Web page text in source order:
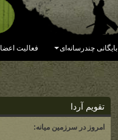
بایگانی چندرسانه‌ای فعالیت اعضا
تقویم آردا
امروز در سرزمین میانه: